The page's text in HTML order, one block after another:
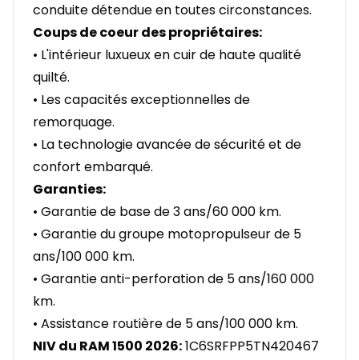
conduite détendue en toutes circonstances.
Coups de coeur des propriétaires:
• L'intérieur luxueux en cuir de haute qualité
quilté.
• Les capacités exceptionnelles de
remorquage.
• La technologie avancée de sécurité et de
confort embarqué.
Garanties:
• Garantie de base de 3 ans/60 000 km.
• Garantie du groupe motopropulseur de 5
ans/100 000 km.
• Garantie anti-perforation de 5 ans/160 000
km.
• Assistance routière de 5 ans/100 000 km.
NIV du RAM 1500 2026:1C6SRFPP5TN420467